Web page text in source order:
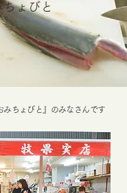
ちょびと
みちょびと』のみなさんです